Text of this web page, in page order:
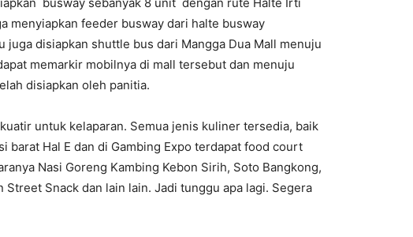
busway sebanyak 8 unit dengan rute Halte Irti
menyiapkan feeder busway dari halte busway
juga disiapkan shuttle bus dari Mangga Dua Mall menuju
memarkir mobilnya di mall tersebut dan menuju
disiapkan oleh panitia.
untuk kelaparan. Semua jenis kuliner tersedia, baik
barat Hal E dan di Gambing Expo terdapat food court
Nasi Goreng Kambing Kebon Sirih, Soto Bangkong,
Street Snack dan lain lain. Jadi tunggu apa lagi. Segera